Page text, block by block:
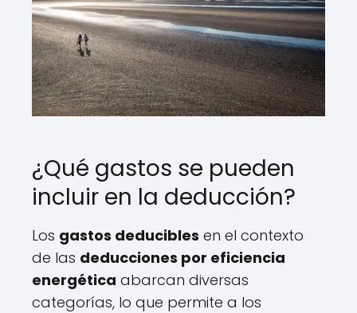
¿Qué gastos se pueden
incluir en la deducción?
Los gastos deducibles en el contexto
de las deducciones por eficiencia
energética abarcan diversas
categorías, lo que permite a los